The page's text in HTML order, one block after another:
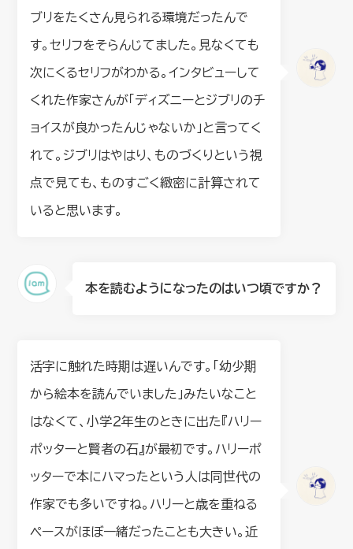
ブリをたくさん見られる環境だったんで
す。セリフをそらんじてました。見なくても
次にくるセリフがわかる。インタビューして
くれた作家さんが「ディズニーとジブリのチ
ョイスが良かったんじゃないか」と言ってく
れて。ジブリはやはり、ものづくりという視
点で見ても、ものすごく緻密に計算されて
いると思います。
本を読むようになったのはいつ頃ですか？
活字に触れた時期は遅いんです。「幼少期
から絵本を読んでいました」みたいなこと
はなくて、小学２年生のときに出た『ハリー
ポッターと賢者の石』が最初です。ハリーポ
ッターで本にハマったという人は同世代の
作家でも多いですね。ハリーと歳を重ねる
ペースがほぼ一緒だったことも大きい。近